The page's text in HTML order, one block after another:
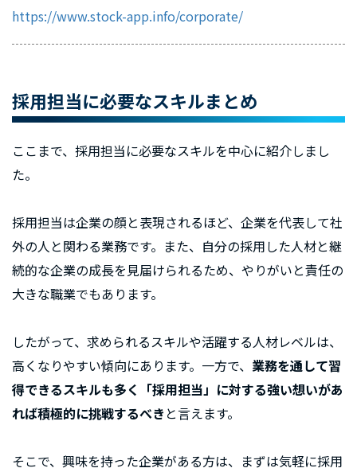
https://www.stock-app.info/corporate/
採用担当に必要なスキルまとめ
ここまで、採用担当に必要なスキルを中心に紹介しまし
た。
採用担当は企業の顔と表現されるほど、企業を代表して社
外の人と関わる業務です。また、自分の採用した人材と継
続的な企業の成長を見届けられるため、やりがいと責任の
大きな職業でもあります。
したがって、求められるスキルや活躍する人材レベルは、
高くなりやすい傾向にあります。一方で、 業務を通して習
得できるスキルも多く「採用担当」に対する強い想いがあ
れば積極的に挑戦するべき と言えます。
そこで、興味を持った企業がある方は、まずは気軽に採用